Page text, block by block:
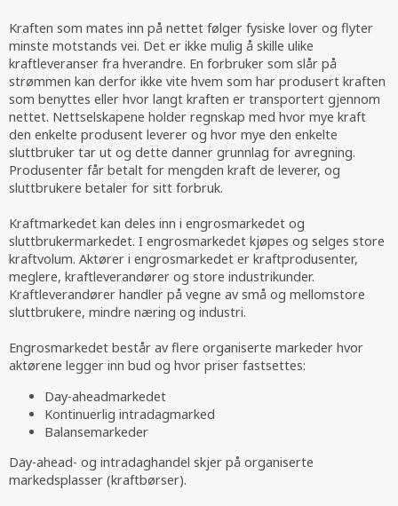
Kraften som mates inn på nettet følger fysiske lover og flyter
minste motstands vei. Det er ikke mulig å skille ulike
kraftleveranser fra hverandre. En forbruker som slår på
strømmen kan derfor ikke vite hvem som har produsert kraften
som benyttes eller hvor langt kraften er transportert gjennom
nettet. Nettselskapene holder regnskap med hvor mye kraft
den enkelte produsent leverer og hvor mye den enkelte
sluttbruker tar ut og dette danner grunnlag for avregning.
Produsenter får betalt for mengden kraft de leverer, og
sluttbrukere betaler for sitt forbruk.
Kraftmarkedet kan deles inn i engrosmarkedet og
sluttbrukermarkedet. I engrosmarkedet kjøpes og selges store
kraftvolum. Aktører i engrosmarkedet er kraftprodusenter,
meglere, kraftleverandører og store industrikunder.
Kraftleverandører handler på vegne av små og mellomstore
sluttbrukere, mindre næring og industri.
Engrosmarkedet består av flere organiserte markeder hvor
aktørene legger inn bud og hvor priser fastsettes:
Day-aheadmarkedet
Kontinuerlig intradagmarked
Balansemarkeder
Day-ahead- og intradaghandel skjer på organiserte
markedsplasser (kraftbørser).